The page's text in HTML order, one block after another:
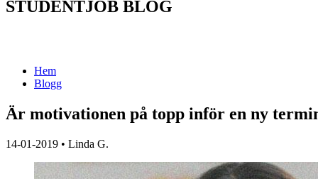
STUDENTJOB BLOG
Hem
Blogg
Är motivationen på topp inför en ny
14-01-2019 • Linda G.